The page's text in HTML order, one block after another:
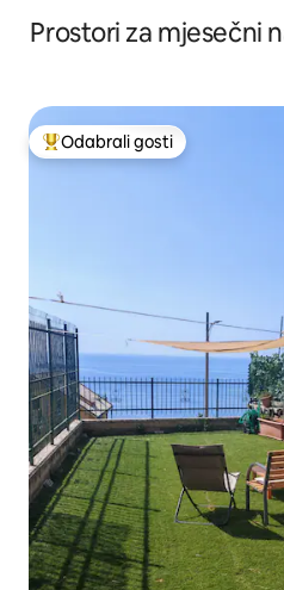
Prostori za mjesečni
Među najviše rangiranima s
Odabrali gosti